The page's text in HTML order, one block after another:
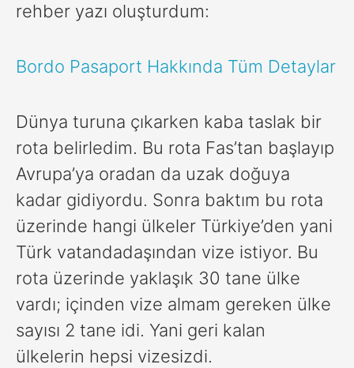
rehber yazı oluşturdum:
Bordo Pasaport Hakkında Tüm Detaylar
Dünya turuna çıkarken kaba taslak bir
rota belirledim. Bu rota Fas’tan başlayıp
Avrupa’ya oradan da uzak doğuya
kadar gidiyordu. Sonra baktım bu rota
üzerinde hangi ülkeler Türkiye’den yani
Türk vatandadaşından vize istiyor. Bu
rota üzerinde yaklaşık 30 tane ülke
vardı; içinden vize almam gereken ülke
sayısı 2 tane idi. Yani geri kalan
ülkelerin hepsi vizesizdi.